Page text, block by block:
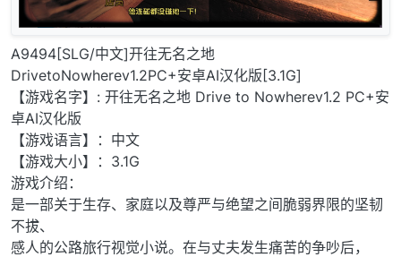
A9494[SLG/中文]开往无名之地
DrivetoNowherev1.2PC+安卓AI汉化版[3.1G]
【游戏名字】: 开往无名之地 Drive to Nowherev1.2 PC+安
卓AI汉化版
【游戏语言】：中文
【游戏大小】：3.1G
游戏介绍：
是一部关于生存、家庭以及尊严与绝望之间脆弱界限的坚韧
不拔、
感人的公路旅行视觉小说。在与丈夫发生痛苦的争吵后，